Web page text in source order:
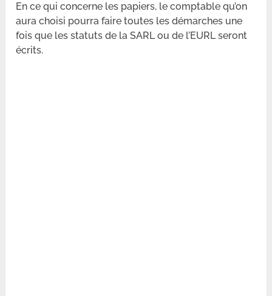
En ce qui concerne les papiers, le comptable qu’on
aura choisi pourra faire toutes les démarches une
fois que les statuts de la SARL ou de l’EURL seront
écrits.